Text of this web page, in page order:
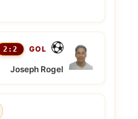
2:2 GOL
Joseph Rogel